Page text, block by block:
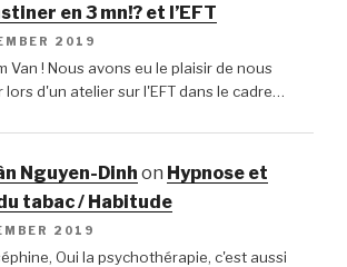
en 3 mn!? et l’EFT
2019
Van ! Nous avons eu le plaisir de nous
lors d'un atelier sur l'EFT dans le cadre…
Nguyen-Dinh on Hypnose et
tabac / Habitude
2019
Oui la psychothérapie, c'est aussi